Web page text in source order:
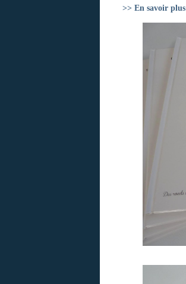
>> En savoir plus